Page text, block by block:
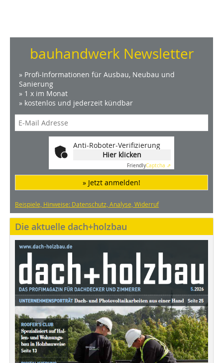
bauhandwerk Newsletter
» Profi-Informationen für Ausbau, Neubau und
Sanierung
» 1 x im Monat
» kostenlos und jederzeit kündbar
Anti-Roboter-Verifizierung
Hier klicken
FriendlyCaptcha ⇗
» Jetzt anmelden!
Beispiele, Hinweise: Datenschutz, Analyse, Widerruf
Die aktuelle dach+holzbau